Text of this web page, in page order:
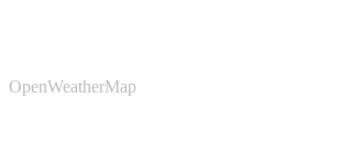
OpenWeatherMap